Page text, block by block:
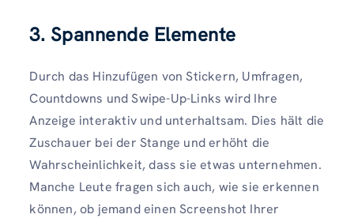
3. Spannende Elemente
Durch das Hinzufügen von Stickern, Umfragen,
Countdowns und Swipe-Up-Links wird Ihre
Anzeige interaktiv und unterhaltsam. Dies hält die
Zuschauer bei der Stange und erhöht die
Wahrscheinlichkeit, dass sie etwas unternehmen.
Manche Leute fragen sich auch, wie sie erkennen
können, ob jemand einen Screenshot Ihrer